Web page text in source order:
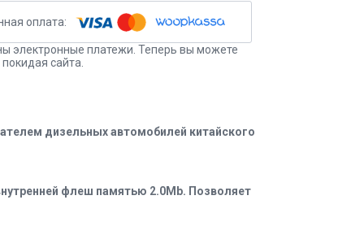
электронные платежи. Теперь вы можете
сайта.
дизельных автомобилей китайского
флеш памятью 2.0Mb. Позволяет